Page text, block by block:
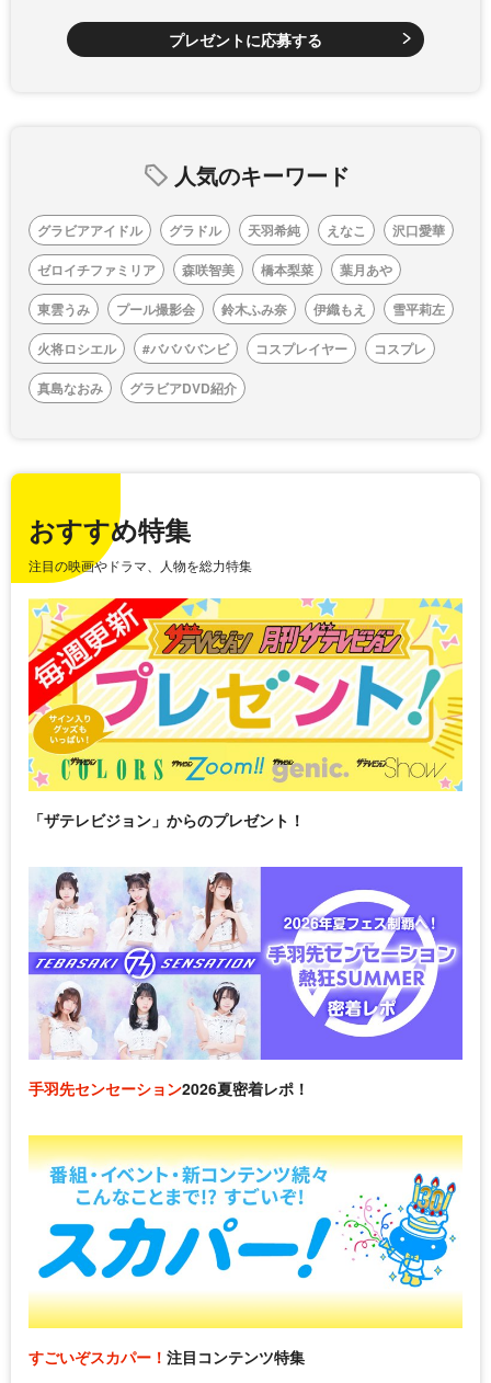
プレゼントに応募する
人気のキーワード
グラビアアイドル グラドル 天羽希純 えなこ
沢口愛華
ゼロイチファミリア
森咲智美 橋本梨菜
葉月あや
東雲うみ
プール撮影会 鈴木ふみ奈 伊織もえ
雪平莉左
火将ロシエル
#ババババンビ コスプレイヤー
コスプレ
真島なおみ
グラビアDVD紹介
おすすめ特集
注目の映画やドラマ、人物を総力特集
「ザテレビジョン」からのプレゼント！
手羽先センセーション2026夏密着レポ！
すごいぞスカパー！ 注目コンテンツ特集